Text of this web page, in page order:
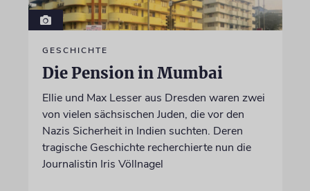
GESCHICHTE
Die Pension in Mumbai
Ellie und Max Lesser aus Dresden waren zwei
von vielen sächsischen Juden, die vor den
Nazis Sicherheit in Indien suchten. Deren
tragische Geschichte recherchierte nun die
Journalistin Iris Völlnagel